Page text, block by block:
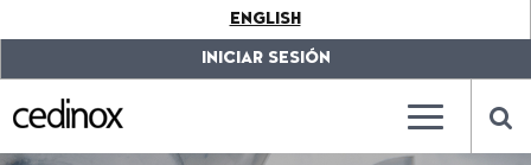
label.access.jump.content???
???
label.access.jump.header???
label.access.jump.footer???
???
label.access.jump.menu???
ENGLISH
INICIAR SESIÓN
???
???